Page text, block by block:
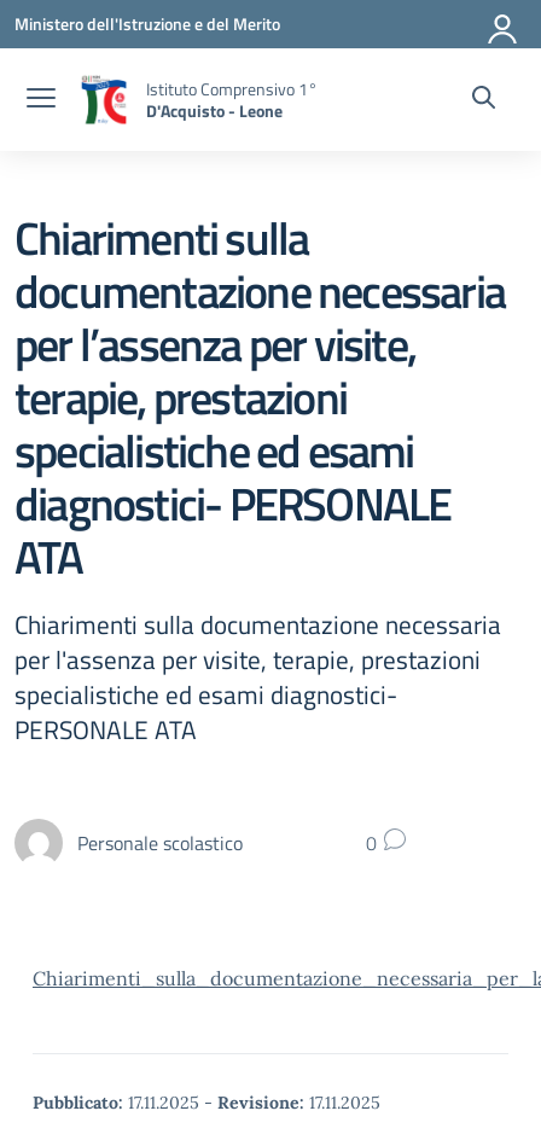
Vai ai contenuti
Vai al menu di navigazione
Vai al footer
Ministero dell'Istruzione e del Merito
Istituto Comprensivo 1°
D'Acquisto - Leone
Chiarimenti sulla
documentazione necessaria
per l’assenza per visite,
terapie, prestazioni
specialistiche ed esami
diagnostici- PERSONALE
ATA
Chiarimenti sulla documentazione necessaria
per l'assenza per visite, terapie, prestazioni
specialistiche ed esami diagnostici-
PERSONALE ATA
Personale scolastico 0
Pubblicato: 17.11.2025 - Revisione: 17.11.2025